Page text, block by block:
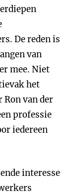
De reden is
van
mee. Niet
het
van der
professie
iedereen
interesse